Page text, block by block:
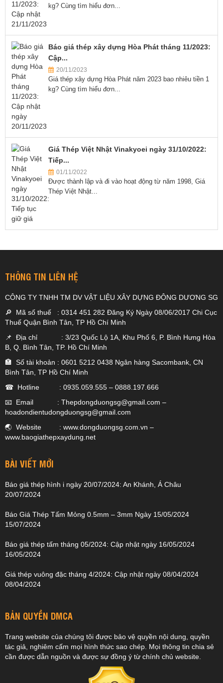
kg? Cùng tìm hiểu đơn...
Báo giá thép xây dựng Hòa Phát tháng 11/2023:
Cập...
20/11/2023
Giá thép xây dựng Hòa Phát năm 2023 bao nhiêu tiền 1
kg? Cùng tìm hiểu đơn...
Giá Thép Việt Nhật Vinakyoei ngày 31/10/2022:
Tiếp...
01/11/2022
Được thành lập và đi vào hoạt động từ năm 1998, Giá
Thép Việt Nhật...
THÔNG TIN LIÊN HỆ
CÔNG TY TNHH TM DV VẬT LIỆU XÂY DỰNG ĐÔNG DƯƠNG SG
🔎 Mã số thuế : 0314 451 282 Đăng Ký Ngày 08/06/2017 Chi Cục
Thuế Quận Bình Tân, TP Hồ Chí Minh
📌 Địa chỉ : 3/23 Quốc Lộ 1A, Khu Phố 6, P. Bình Hưng Hòa
B, Q. Bình Tân, TP. Hồ Chí Minh
🏣 Số tài khoản : 0601 5212 0438 Ngân hàng Sacombank, CN
Bình Tân, TP Hồ Chí Minh
☎ Hotline : 0935.059.555 – 0888.197.666
📧 Email : Thepdongduongsg@gmail.com –
hoadondientudongduongsg@gmail.com
🌏 Website : www.dongduongsg.com.vn –
www.baogiathepxaydung.net
BÀI VIẾT MỚI
Báo giá thép hình i ngày 20/07/2024: An Khánh, Á Châu
20/07/2024
Báo Giá Thép Tấm Mỏng 0.5mm – 3mm Ngày 15/05/2024
15/07/2024
Báo giá thép tấm tháng 05/2024: Cập nhật ngày 16/05/2024
16/05/2024
Giá thép vuông đặc tháng 4/2024: Cập nhật ngày 08/04/2024
08/04/2024
BẢN QUYỀN DMCA
Trang website của chúng tôi được bảo vệ quyền nội dung, quyền
tác giả, nghiêm cấm mọi hình thức sao chép. Mọi thông tin chia sẻ
cần được dẫn nguồn và được sự đồng ý từ chính chủ website.